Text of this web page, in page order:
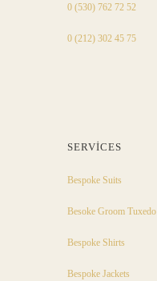
0 (530) 762 72 52
0 (212) 302 45 75
SERVICES
Bespoke Suits
Besoke Groom Tuxedo
Bespoke Shirts
Bespoke Jackets